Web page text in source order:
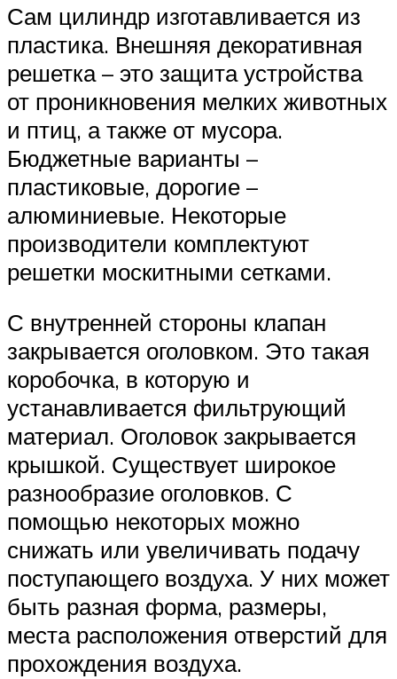
Сам цилиндр изготавливается из
пластика. Внешняя декоративная
решетка – это защита устройства
от проникновения мелких животных
и птиц, а также от мусора.
Бюджетные варианты –
пластиковые, дорогие –
алюминиевые. Некоторые
производители комплектуют
решетки москитными сетками.
С внутренней стороны клапан
закрывается оголовком. Это такая
коробочка, в которую и
устанавливается фильтрующий
материал. Оголовок закрывается
крышкой. Существует широкое
разнообразие оголовков. С
помощью некоторых можно
снижать или увеличивать подачу
поступающего воздуха. У них может
быть разная форма, размеры,
места расположения отверстий для
прохождения воздуха.